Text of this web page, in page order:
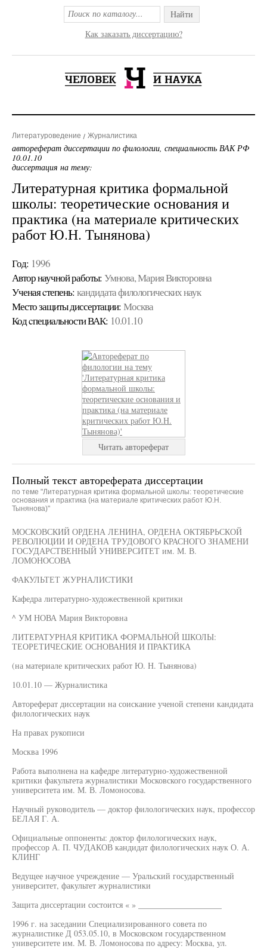
Найти
Как заказать диссертацию?
Литературоведение Журналистика
автореферат диссертации по филологии, специальность ВАК РФ
10.01.10
диссертация на тему:
Литературная критика формальной
школы: теоретические основания и
практика (на материале критических
работ Ю.Н. Тынянова)
Год: 1996
Автор научной работы: Умнова, Мария Викторовна
Ученая cтепень: кандидата филологических наук
Место защиты диссертации: Москва
Код cпециальности ВАК: 10.01.10
Читать автореферат
Полный текст автореферата диссертации
по теме "Литературная критика формальной школы: теоретические
основания и практика (на материале критических работ Ю.Н.
Тынянова)"
МОСКОВСКИЙ ОРДЕНА ЛЕНИНА, ОРДЕНА ОКТЯБРЬСКОЙ
РЕВОЛЮЦИИ И ОРДЕНА ТРУДОВОГО КРАСНОГО ЗНАМЕНИ
ГОСУДАРСТВЕННЫЙ УНИВЕРСИТЕТ им. М. В.
ЛОМОНОСОВА
ФАКУЛЬТЕТ ЖУРНАЛИСТИКИ
Кафедра литературно-художественной критики
^ УМ НОВА Мария Викторовна
ЛИТЕРАТУРНАЯ КРИТИКА ФОРМАЛЬНОЙ ШКОЛЫ:
ТЕОРЕТИЧЕСКИЕ ОСНОВАНИЯ И ПРАКТИКА
(на материале критических работ Ю. Н. Тынянова)
10.01.10 — Журналистика
Автореферат диссертации на соискание ученой степени кандидата
филологических наук
На правах рукописи
Москва 1996
Работа выполнена на кафедре литературно-художественной
критики факультета журналистики Московского государственного
университета им. М. В. Ломоносова.
Научный руководитель — доктор филологических наук, профессор
БЕЛАЯ Г. А.
Официальные оппоненты: доктор филологических наук,
профессор А. П. ЧУДАКОВ кандидат филологических наук О. А.
КЛИНГ
Ведущее научное учреждение — Уральский государственный
университет, факультет журналистики
Защита диссертации состоится « » ____________________
1996 г. на заседании Специализированного совета по
журналистике Д 053.05.10, в Московском государственном
университете им. М. В. Ломоносова по адресу: Москва, ул.